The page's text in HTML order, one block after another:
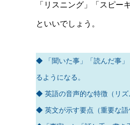
「リスニング」「スピ
といいでしょう。
◆ 「聞いた事」「読んだ事」
るようになる。
◆ 英語の音声的な特徴（リズ
◆ 英文が示す要点（重要な語